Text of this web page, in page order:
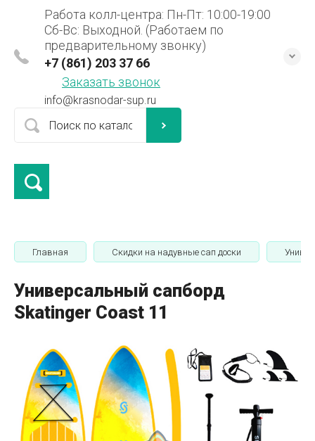
Работа колл-центра: Пн-Пт: 10:00-19:00
Сб-Вс: Выходной. (Работаем по
предварительному звонку)
+7 (861) 203 37 66
Заказать звонок
info@krasnodar-sup.ru
Главная Скидки на надувные сап доски
Универсальный сапборд
Skatinger Coast 11